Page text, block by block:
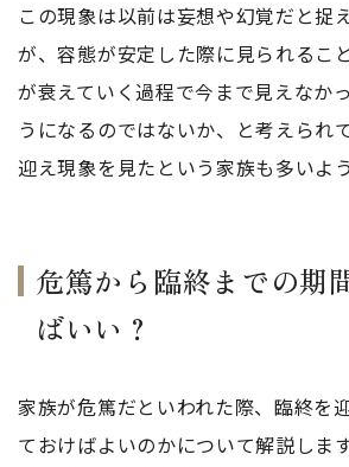
この現象は以前は妄想や幻覚だと捉
が、容態が安定した際に見られるこ
が衰えていく過程で今まで見えなか
うになるのではないか、と考えられ
迎え現象を見たという家族も多いよう
危篤から臨終までの期
ばいい？
家族が危篤だといわれた際、臨終を
ておけばよいのかについて解説しま